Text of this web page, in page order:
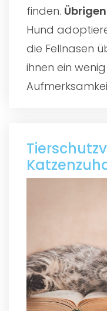
finden.
Hund
die Fellnasen
ihnen ein